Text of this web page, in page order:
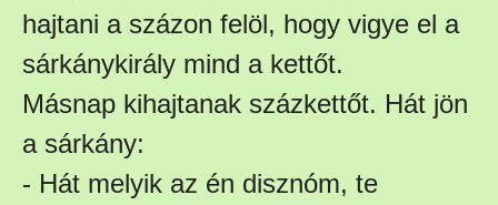
hajtani a százon felöl, hogy vigye el a
sárkánykirály mind a kettőt.
Másnap kihajtanak százkettőt. Hát jön
a sárkány:
- Hát melyik az én disznóm, te